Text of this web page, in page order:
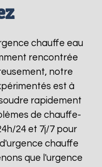
chauffe eau
rencontrée
notre
est à
rapidement
de chauffe-
24 et 7j/7 pour
chauffe
que l'urgence